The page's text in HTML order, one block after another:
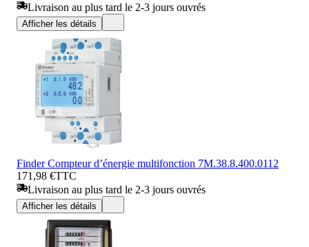
Livraison au plus tard le 2-3 jours ouvrés
Afficher les détails
Finder Compteur d’énergie multifonction 7M.38.8.400.0112
171,98 €TTC
Livraison au plus tard le 2-3 jours ouvrés
Afficher les détails